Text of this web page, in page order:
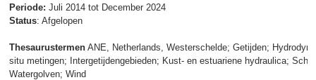
Periode: Juli 2014 tot December 2024
Status: Afgelopen
Thesaurustermen ANE, Netherlands, Westerschelde; Getijden;
situ metingen; Intergetijdengebieden; Kust- en estuariene hydraulica;
Watergolven; Wind